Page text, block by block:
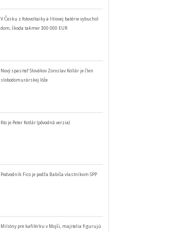
V Česku z fotovoltaiky a lítiovej batérie vybuchol
dom, škoda takmer 300 000 EUR
Nový spasiteľ Slovákov Zoroslav Kollár je člen
slobodomurárskej lóže
Kto je Peter Kotlár (pôvodná verzia)
Podvodník Fico je podľa Babiša vlastníkom SPP
Milióny pre kafilérku v Mojši, majitelia figurujú